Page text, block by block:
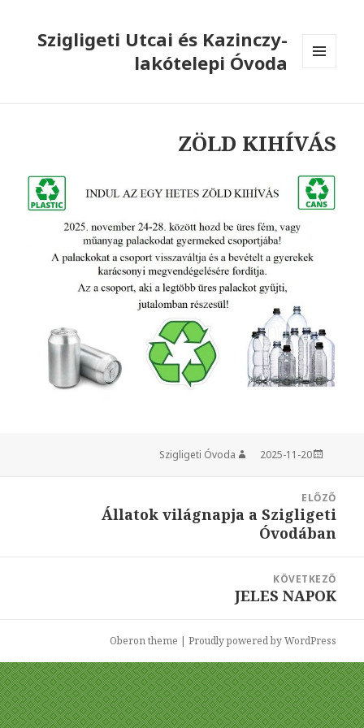
Szigligeti Utcai és Kazinczy-
lakótelepi Óvoda
ZÖLD KIHÍVÁS
Közzétéve
2025-11-20
Szerző
Szigligeti Óvoda
navigáció
ELŐZŐ
Korábbi
bejegyzések:
Állatok világnapja a Szigligeti
Óvodában
KÖVETKEZŐ
Következő
JELES NAPOK
Oberon theme | Proudly powered by WordPress